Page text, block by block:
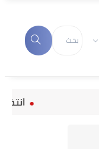
انتظام